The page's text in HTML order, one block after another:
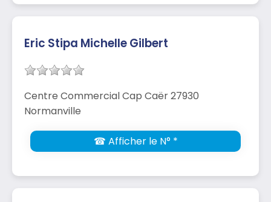
Eric Stipa Michelle Gilbert
Centre Commercial Cap Caër 27930
Normanville
☎ Afficher le N° *